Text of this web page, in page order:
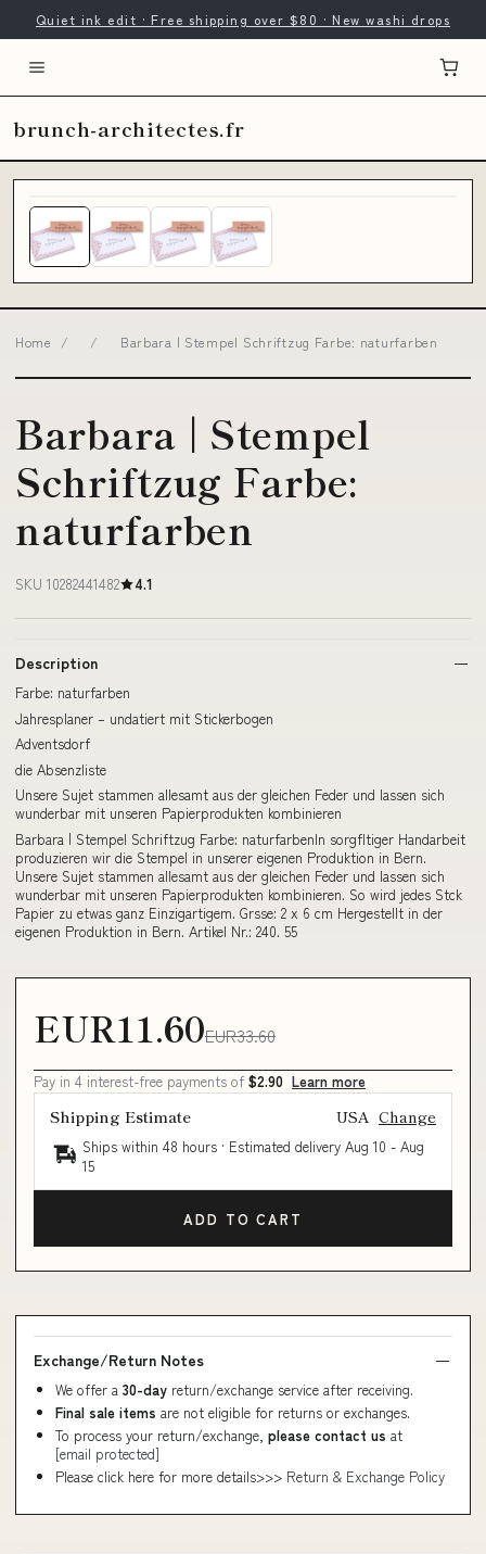
Quiet ink edit · Free shipping over $80 · New washi drops
brunch-architectes.fr
Home / / Barbara | Stempel Schriftzug Farbe: naturfarben
Barbara | Stempel
Schriftzug Farbe:
naturfarben
SKU 10282441482 4.1
Description
Farbe: naturfarben
Jahresplaner – undatiert mit Stickerbogen
Adventsdorf
die Absenzliste
Unsere Sujet stammen allesamt aus der gleichen Feder und lassen sich
wunderbar mit unseren Papierprodukten kombinieren
Barbara | Stempel Schriftzug Farbe: naturfarbenIn sorgfltiger Handarbeit
produzieren wir die Stempel in unserer eigenen Produktion in Bern.
Unsere Sujet stammen allesamt aus der gleichen Feder und lassen sich
wunderbar mit unseren Papierprodukten kombinieren. So wird jedes Stck
Papier zu etwas ganz Einzigartigem. Grsse: 2 x 6 cm Hergestellt in der
eigenen Produktion in Bern. Artikel Nr.: 240. 55
EUR11.60EUR33.60
Pay in 4 interest-free payments of $2.90 Learn more
Shipping Estimate USA Change
Ships within 48 hours · Estimated delivery Aug 10 - Aug
15
ADD TO CART
Exchange/Return Notes
We offer a 30-day return/exchange service after receiving.
Final sale items are not eligible for returns or exchanges.
To process your return/exchange, please contact us at
[email protected]
Please click here for more details>>> Return & Exchange Policy